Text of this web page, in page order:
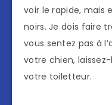
voir le rapide, mais
noirs. Je dois faire
vous sentez pas à
votre chien,
votre toiletteur.